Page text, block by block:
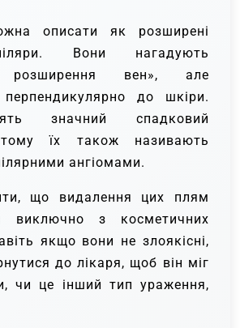
описати як розширені
Вони нагадують
розширення вен», але
перпендикулярно до шкіри.
значний спадковий
їх також називають
ангіомами.
що видалення цих плям
виключно з косметичних
якщо вони не злоякісні,
до лікаря, щоб він міг
чи це інший тип ураження,